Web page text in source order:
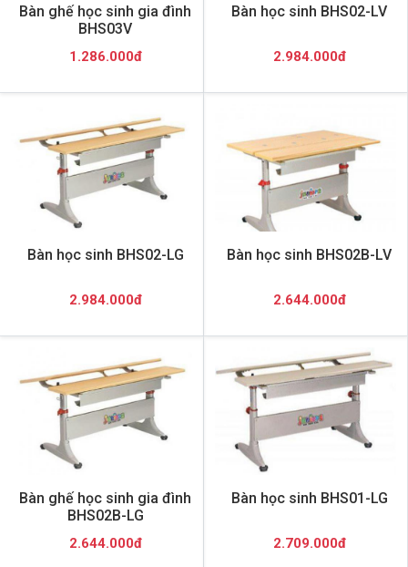
Bàn ghế học sinh gia đình
BHS03V
1.286.000đ
Bàn học sinh BHS02-LV
2.984.000đ
Bàn học sinh BHS02-LG
2.984.000đ
Bàn học sinh BHS02B-LV
2.644.000đ
Bàn ghế học sinh gia đình
BHS02B-LG
2.644.000đ
Bàn học sinh BHS01-LG
2.709.000đ